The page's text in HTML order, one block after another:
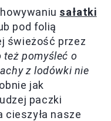
sałatki
pod folią
świeżość przez
też pomyśleć o
z lodówki nie
jak
paczki
cieszyła nasze